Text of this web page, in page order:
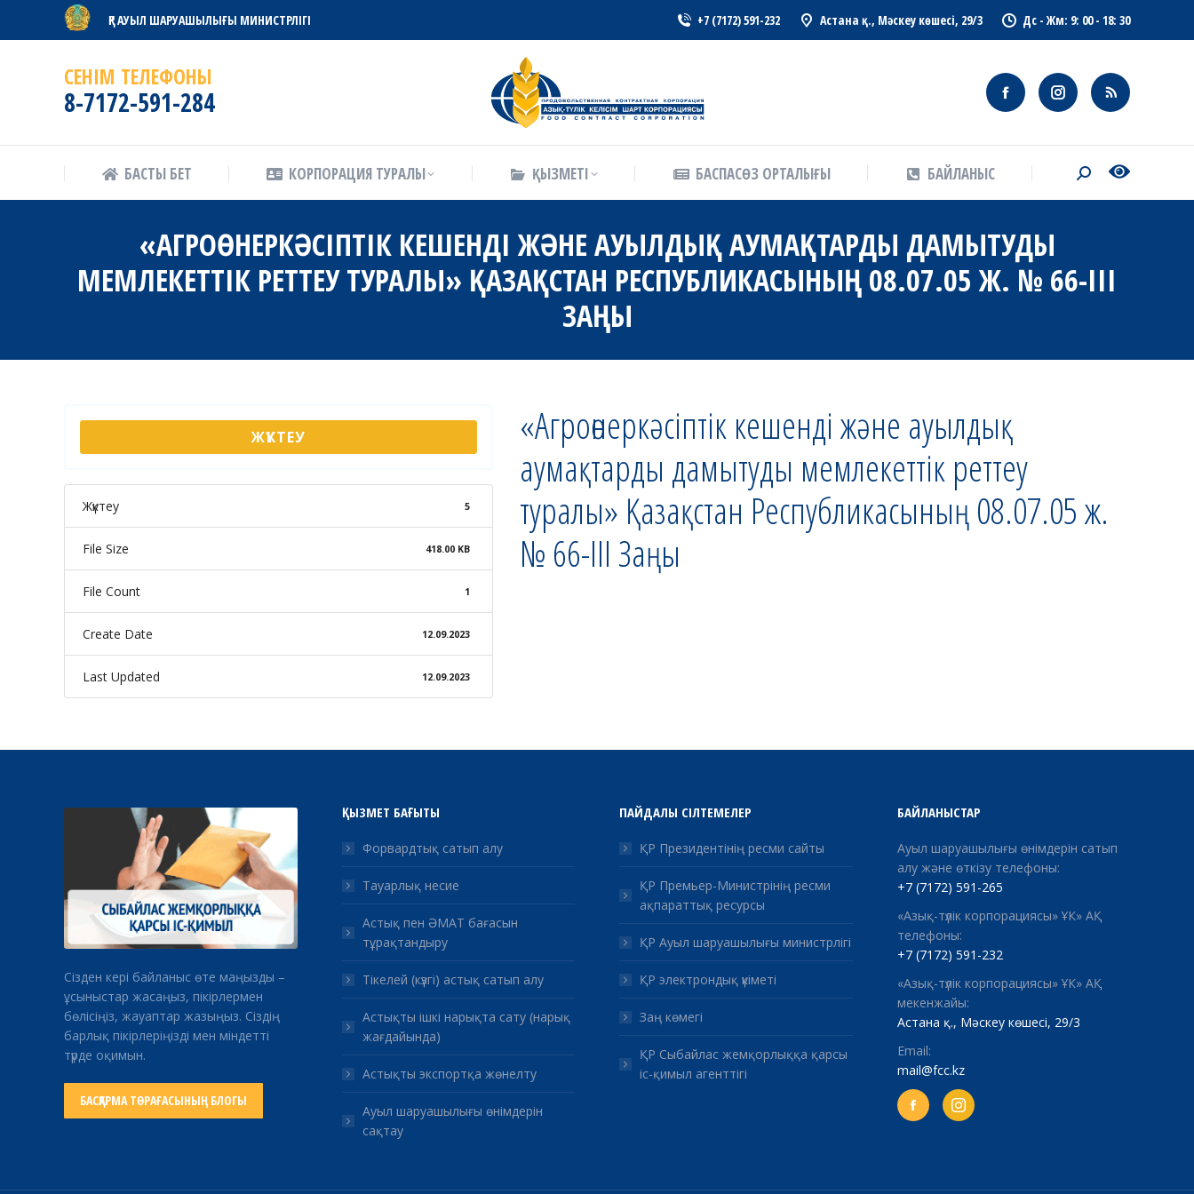
ҚР АУЫЛ ШАРУАШЫЛЫҒЫ МИНИСТРЛІГІ +7 (7172) 591-232 Астана қ., Мәскеу көшесі, 29/3 Дс - Жм: 9: 00 - 18: 30
СЕНІМ ТЕЛЕФОНЫ
8-7172-591-284
БАСТЫ БЕТ КОРПОРАЦИЯ ТУРАЛЫ ҚЫЗМЕТІ БАСПАСӨЗ ОРТАЛЫҒЫ БАЙЛАНЫС Search:
«АГРОӨНЕРКӘСІПТІК КЕШЕНДІ ЖӘНЕ АУЫЛДЫҚ АУМАҚТАРДЫ ДАМЫТУДЫ
МЕМЛЕКЕТТІК РЕТТЕУ ТУРАЛЫ» ҚАЗАҚСТАН РЕСПУБЛИКАСЫНЫҢ 08.07.05 Ж. № 66-III
ЗАҢЫ
ЖҮКТЕУ
Жүктеу 5
File Size 418.00 KB
File Count 1
Create Date 12.09.2023
Last Updated 12.09.2023
«Агроөнеркәсіптік кешенді және ауылдық
аумақтарды дамытуды мемлекеттік реттеу
туралы» Қазақстан Республикасының 08.07.05 ж.
№ 66-III Заңы
Сізден кері байланыс өте маңызды –
ұсыныстар жасаңыз, пікірлермен
бөлісіңіз, жауаптар жазыңыз. Сіздің
барлық пікірлеріңізді мен міндетті
түрде оқимын.
БАСҚАРМА ТӨРАҒАСЫНЫҢ БЛОГЫ
ҚЫЗМЕТ БАҒЫТЫ
Форвардтық сатып алу
Тауарлық несие
Астық пен ӘМАТ бағасын
тұрақтандыру
Тікелей (күзгі) астық сатып алу
Астықты ішкі нарықта сату (нарық
жағдайында)
Астықты экспортқа жөнелту
Ауыл шаруашылығы өнімдерін
сақтау
ПАЙДАЛЫ СІЛТЕМЕЛЕР
ҚР Президентінің ресми сайты
ҚР Премьер-Министрінің ресми
ақпараттық ресурсы
ҚР Ауыл шаруашылығы министрлігі
ҚР электрондық үкіметі
Заң көмегі
ҚР Сыбайлас жемқорлыққа қарсы
іс-қимыл агенттігі
БАЙЛАНЫСТАР
Ауыл шаруашылығы өнімдерін сатып
алу және өткізу телефоны:
+7 (7172) 591-265
«Азық-түлік корпорациясы» ҰК» АҚ
телефоны:
+7 (7172) 591-232
«Азық-түлік корпорациясы» ҰК» АҚ
мекенжайы:
Астана қ., Мәскеу көшесі, 29/3
Email:
mail@fcc.kz
Facebook
БАСТЫ БЕТ КОРПОРАЦИЯ ТУРАЛЫ БАСПАСӨЗ ОРТАЛЫҒЫ БАЙЛАНЫС Search: